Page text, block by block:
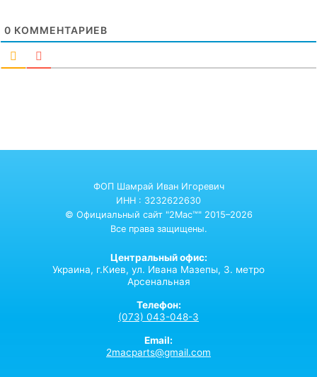
0 КОММЕНТАРИЕВ
ФОП Шамрай Иван Игоревич
ИНН : 3232622630
© Официальный сайт "2Mac™" 2015–2026
Все права защищены.
Центральный офис:
Украина, г.Киев, ул. Ивана Мазепы, 3. метро
Арсенальная
Телефон:
(073) 043-048-3
Email:
2macparts@gmail.com